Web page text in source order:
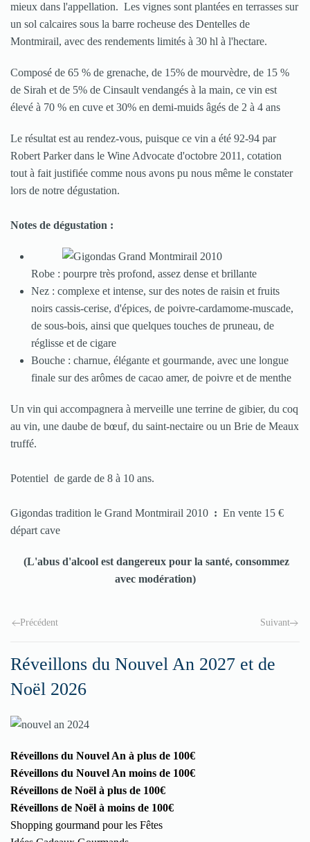
mieux dans l'appellation. Les vignes sont plantées en terrasses sur
un sol calcaires sous la barre rocheuse des Dentelles de
Montmirail, avec des rendements limités à 30 hl à l'hectare.
Composé de 65 % de grenache, de 15% de mourvèdre, de 15 %
de Sirah et de 5% de Cinsault vendangés à la main, ce vin est
élevé à 70 % en cuve et 30% en demi-muids âgés de 2 à 4 ans
Le résultat est au rendez-vous, puisque ce vin a été 92-94 par
Robert Parker dans le Wine Advocate d'octobre 2011, cotation
tout à fait justifiée comme nous avons pu nous même le constater
lors de notre dégustation.
Notes de dégustation :
Robe : pourpre très profond, assez dense et brillante
Nez : complexe et intense, sur des notes de raisin et fruits
noirs cassis-cerise, d'épices, de poivre-cardamome-muscade,
de sous-bois, ainsi que quelques touches de pruneau, de
réglisse et de cigare
Bouche : charnue, élégante et gourmande, avec une longue
finale sur des arômes de cacao amer, de poivre et de menthe
Un vin qui accompagnera à merveille une terrine de gibier, du coq
au vin, une daube de bœuf, du saint-nectaire ou un Brie de Meaux
truffé.
Potentiel de garde de 8 à 10 ans.
Gigondas tradition le Grand Montmirail 2010 : En vente 15 €
départ cave
(L'abus d'alcool est dangereux pour la santé, consommez
avec modération)
Précédent Suivant
Réveillons du Nouvel An 2027 et de
Noël 2026
Réveillons du Nouvel An à plus de 100€
Réveillons du Nouvel An moins de 100€
Réveillons de Noël à plus de 100€
Réveillons de Noël à moins de 100€
Shopping gourmand pour les Fêtes